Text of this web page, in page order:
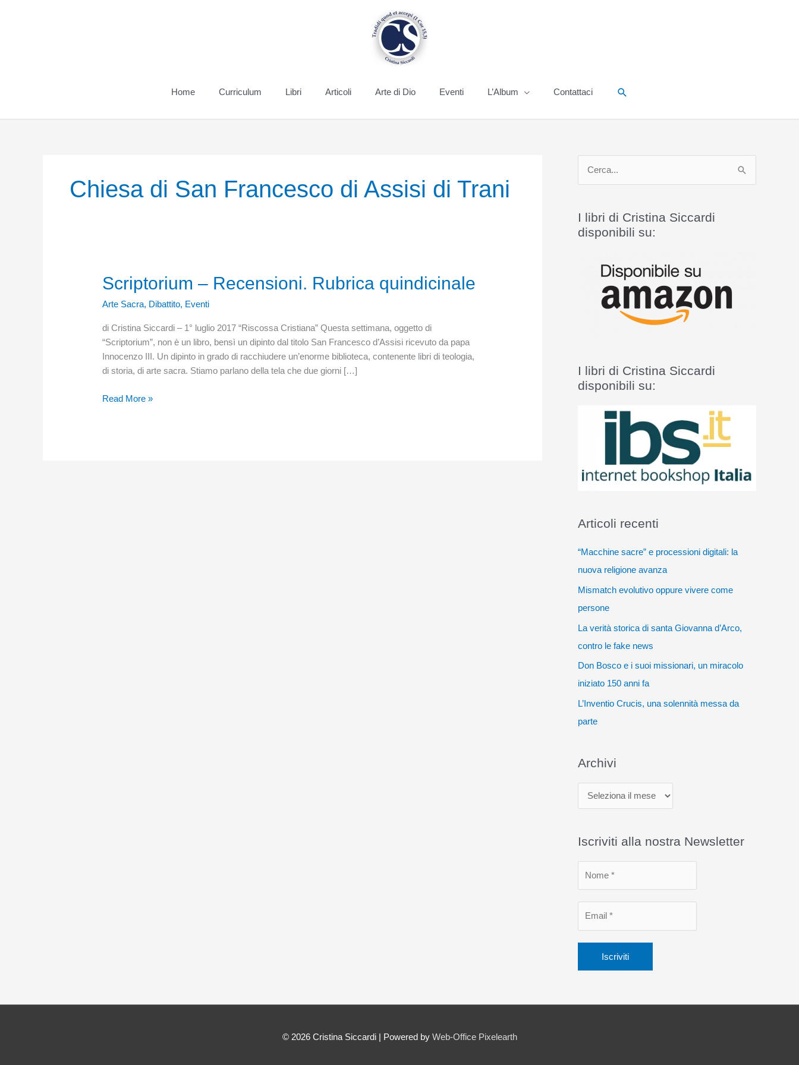
Home Curriculum Libri Articoli Arte di Dio Eventi L’Album Contattaci Cerca
Chiesa di San Francesco di Assisi di Trani
Scriptorium – Recensioni. Rubrica quindicinale
Arte Sacra, Dibattito, Eventi
di Cristina Siccardi – 1° luglio 2017 “Riscossa Cristiana” Questa settimana, oggetto di
“Scriptorium”, non è un libro, bensì un dipinto dal titolo San Francesco d’Assisi ricevuto da papa
Innocenzo III. Un dipinto in grado di racchiudere un’enorme biblioteca, contenente libri di teologia,
di storia, di arte sacra. Stiamo parlano della tela che due giorni […]
Scriptorium
Read More »
c
a
I libri di Cristina Siccardi
disponibili su:
I libri di Cristina Siccardi
disponibili su:
Articoli recenti
“Macchine sacre” e processioni digitali: la
nuova religione avanza
Mismatch evolutivo oppure vivere come
persone
La verità storica di santa Giovanna d’Arco,
contro le fake news
Don Bosco e i suoi missionari, un miracolo
iniziato 150 anni fa
L’Inventio Crucis, una solennità messa da
parte
Archivi
r
h
i
Iscriviti alla nostra Newsletter
© 2026 Cristina Siccardi| Powered by Web-Office Pixelearth